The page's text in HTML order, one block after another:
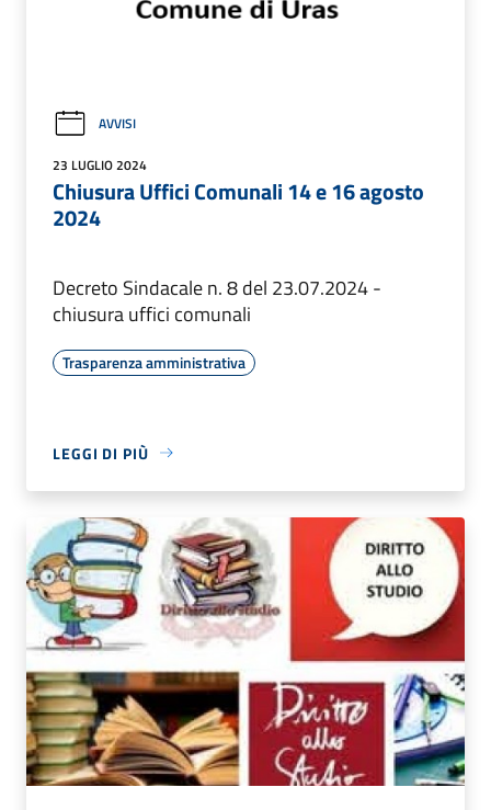
AVVISI
23 LUGLIO 2024
Chiusura Uffici Comunali 14 e 16 agosto
2024
Decreto Sindacale n. 8 del 23.07.2024 -
chiusura uffici comunali
Trasparenza amministrativa
LEGGI DI PIÙ